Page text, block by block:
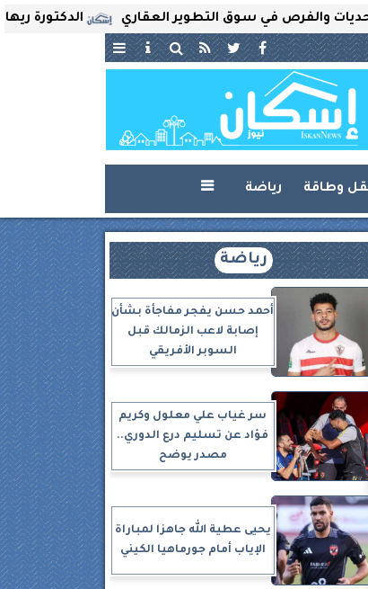
الدكتورة ريهام في سوق التطوير العقاري
وطاقة رياضة 
رياضة
أحمد حسن يفجر مفاجأة بشأن
إصابة لاعب الزمالك قبل
السوبر الأفريقي
سر غياب علي معلول وكريم
فؤاد عن تسليم درع الدوري..
مصدر يوضح
يحيى عطية الله جاهزا لمباراة
الإياب أمام جورماهيا الكيني